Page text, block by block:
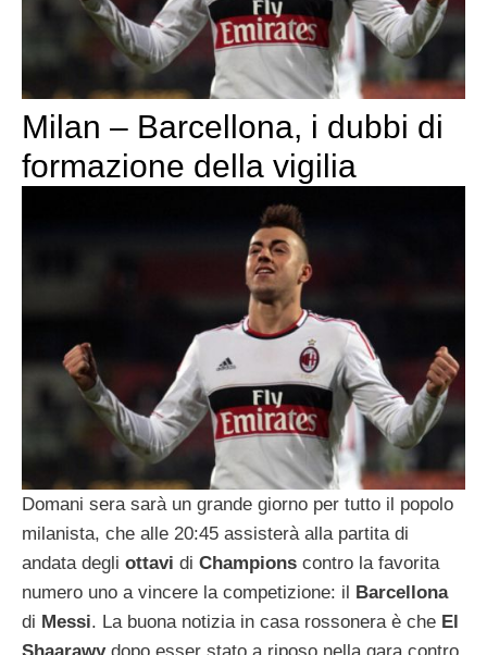
Milan – Barcellona, i dubbi di
formazione della vigilia
Domani sera sarà un grande giorno per tutto il popolo
milanista, che alle 20:45 assisterà alla partita di
andata degli ottavi di Champions contro la favorita
numero uno a vincere la competizione: il Barcellona
di Messi. La buona notizia in casa rossonera è che El
Shaarawydopo esser stato a riposo nella gara contro